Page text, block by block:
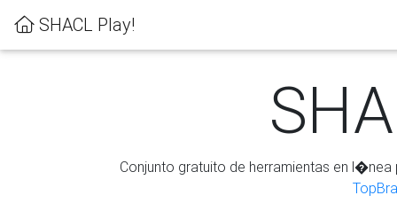
SHACL Play!
Conjunto gratuito de herramientas en